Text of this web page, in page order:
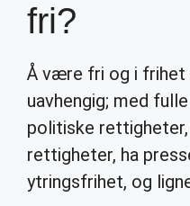
fri?
Å være fri og i frihet
uavhengig; med
politiske
rettigheter, ha
ytringsfrihet, og